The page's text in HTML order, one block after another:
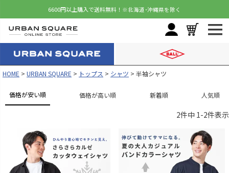
6600円以上購入で送料無料！ ※北海道･沖縄県を除く
HOME URBAN SQUARE トップス シャツ 半袖シャツ
価格が安い順 価格が高い順 新着順 人気順
2件中 1-2件表示